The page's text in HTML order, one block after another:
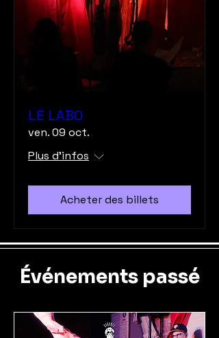
LE LABO
ven. 09 oct.
Plus d'infos
Acheter des billets
Événements passé